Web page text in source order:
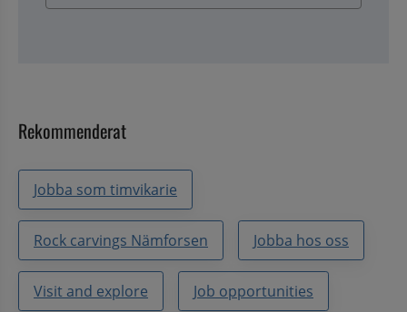
Rekommenderat
Jobba som timvikarie
Rock carvings Nämforsen Jobba hos oss
Visit and explore Job opportunities